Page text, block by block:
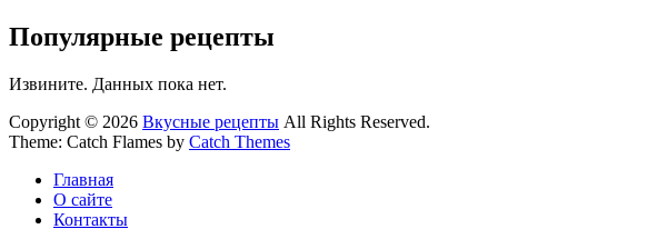
Популярные рецепты
Извините. Данных пока нет.
Copyright © 2026 Вкусные рецепты All Rights Reserved.
Theme: Catch Flames by Catch Themes
Главная
О сайте
Контакты